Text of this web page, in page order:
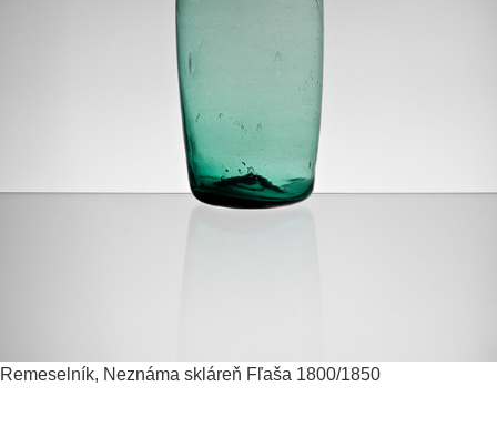
Remeselník, Neznáma skláreň Fľaša 1800/1850